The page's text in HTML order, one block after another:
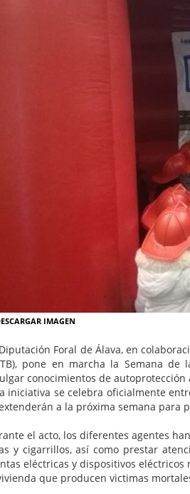
IMAGEN
Foral de Álava, en
pone en marcha la Semana
conocimientos de
iniciativa se celebra oficialmente
a la próxima semana para
el acto, los diferentes agentes
y cigarrillos, así como prestar
eléctricas y dispositivos
que producen victimas